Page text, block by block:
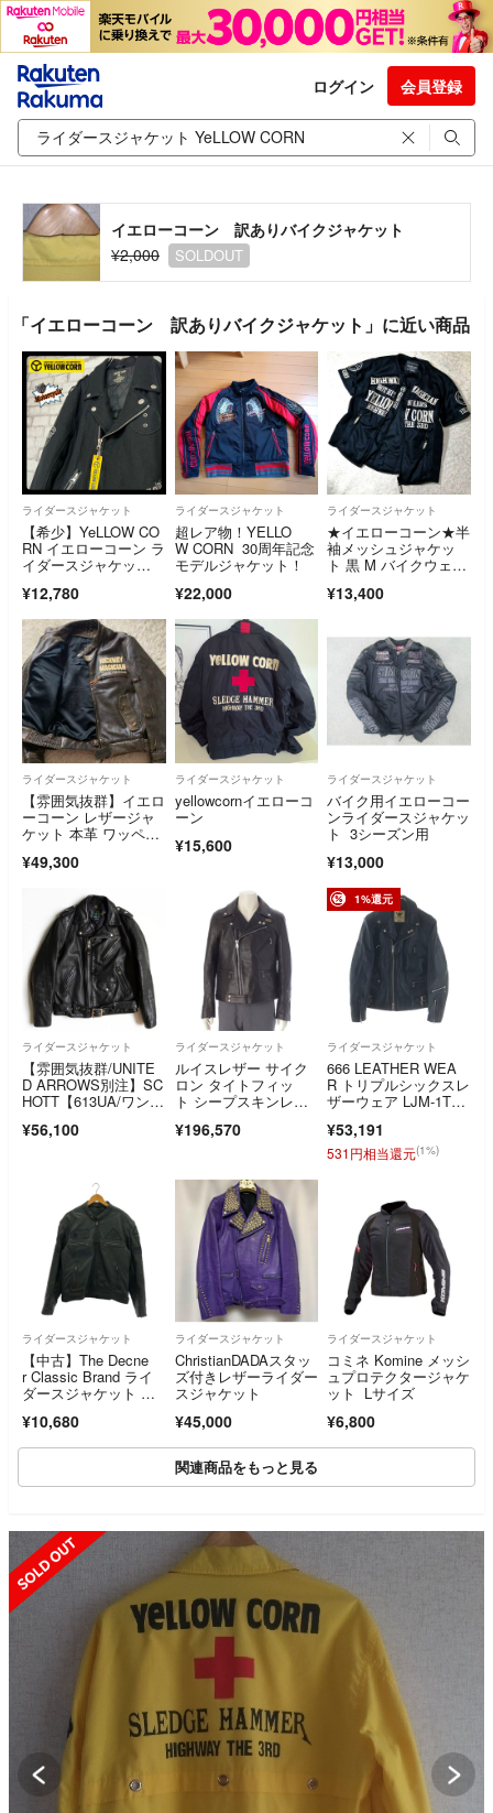
ログイン 会員登録
イエローコーン 訳ありバイクジャケット
¥2,000
SOLDOUT
「イエローコーン 訳ありバイクジャケット」に近い商品
ライダースジャケット
【希少】YeLLOW CO
RN イエローコーン ラ
イダースジャケッ
¥12,780
ライダースジャケット
超レア物！YELLO
W CORN 30周年記念
モデルジャケット！
¥22,000
ライダースジャケット
★イエローコーン★半
袖メッシュジャケッ
ト 黒 M バイクウェ
rn ツーリングジャケ
¥13,400
ライダースジャケット
【雰囲気抜群】イエロ
ーコーン レザージャ
ケット 本革 ワッペ
¥49,300
ライダースジャケット
yellowcornイエローコ
ーン
¥15,600
ライダースジャケット
バイク用イエローコー
ンライダースジャケッ
ト 3シーズン用
¥13,000
ライダースジャケット
【雰囲気抜群/UNITE
D ARROWS別注】SC
HOTT【613UA/ワンス
スジャケット】38 US
¥56,100
ライダースジャケット
ルイスレザー サイク
ロン タイトフィッ
ト シープスキンレザ
ジャケット アウタ
¥196,570
1%還元
ライダースジャケット
666 LEATHER WEA
R トリプルシックスレ
ザーウェア LJM-1T
et ダブルライダース
ジャケット タイトフ
ィット ステアハイ
¥53,191
531円相当還元(1%)
ライダースジャケット
【中古】The Decne
r Classic Brand ライ
ダースジャケット サ
1][240091414904]
¥10,680
ライダースジャケット
ChristianDADAスタッ
ズ付きレザーライダー
スジャケット
¥45,000
ライダースジャケット
コミネ Komine メッシ
ュプロテクタージャケ
ット Lサイズ
¥6,800
関連商品をもっと見る
SOLD OUT